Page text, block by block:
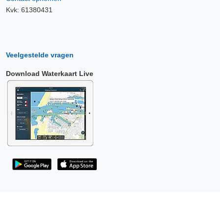
Kvk: 61380431
Veelgestelde vragen
Download Waterkaart Live